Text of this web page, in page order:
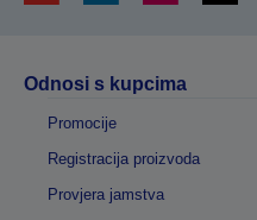
Odnosi s kupcima
Promocije
Registracija proizvoda
Provjera jamstva